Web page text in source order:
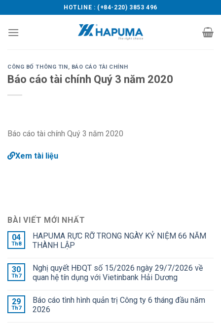
to
content
HOTLINE : (+84-220) 3853 496
CÔNG BỐ THÔNG TIN, BÁO CÁO TÀI CHÍNH
Báo cáo tài chính Quý 3 năm 2020
Báo cáo tài chính Quý 3 năm 2020
Xem tài liệu
BÀI VIẾT MỚI NHẤT
04
Th8
HAPUMA RỰC RỠ TRONG NGÀY KỶ NIỆM 66 NĂM
THÀNH LẬP
30
Th7
Nghị quyết HĐQT số 15/2026 ngày 29/7/2026 về
quan hệ tín dụng với Vietinbank Hải Dương
29
Th7
Báo cáo tình hình quản trị Công ty 6 tháng đầu năm
2026